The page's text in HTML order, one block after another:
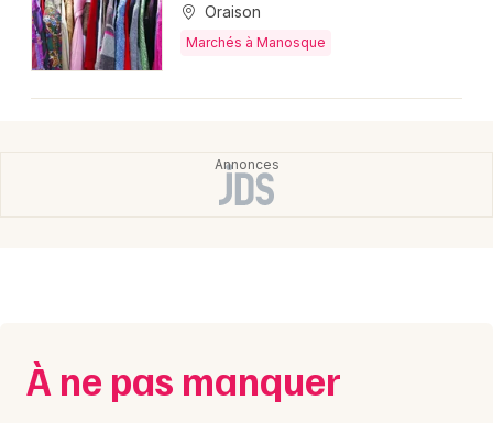
04 - Alpes de Hautes-Provence
Choisir mes départements
Oraison
Marchés à Manosque
À ne pas manquer